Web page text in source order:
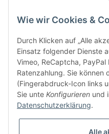
Bitte senden Sie mir entsprechend
* Alle Preise inkl.
Wie wir Cookies &
Durch Klicken auf „Alle
Einsatz folgender Dienste
Vimeo, ReCaptcha,
Ratenzahlung. Sie können
(Fingerabdruck-Icon links
Sie unte Konfigurieren und
Datenschutzerklärung.
Alle